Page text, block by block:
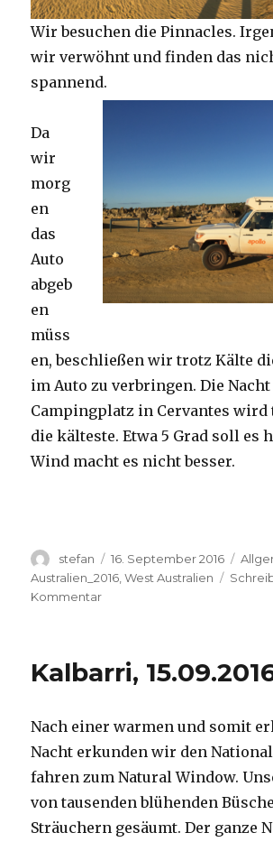
Wir besuchen die Pinnacles.
wir verwöhnt und finden das
spannend.
Da
wir
morg
en
das
Auto
abgeb
en
müss
en, beschließen wir trotz Kälte
im Auto zu verbringen. Die Nacht
Campingplatz in Cervantes
die kälteste. Etwa 5 Grad soll es
Wind macht es nicht besser.
Autor
stefan
Veröffentlicht
am
16. September 2016
Australien_2016 ,West Australien
Kommentarzu
Kalbarri,
Nach einer warmen und somit
Nacht erkunden wir den
fahren zum Natural Window.
von tausenden blühenden
Sträuchern gesäumt. Der ganze